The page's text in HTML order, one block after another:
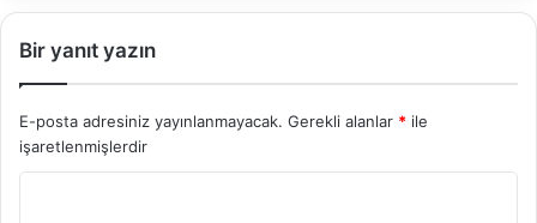
Bir yanıt yazın
E-posta adresiniz yayınlanmayacak. Gerekli alanlar * ile
işaretlenmişlerdir